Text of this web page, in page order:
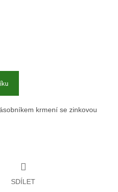
krmení se zinkovou
SDÍLET